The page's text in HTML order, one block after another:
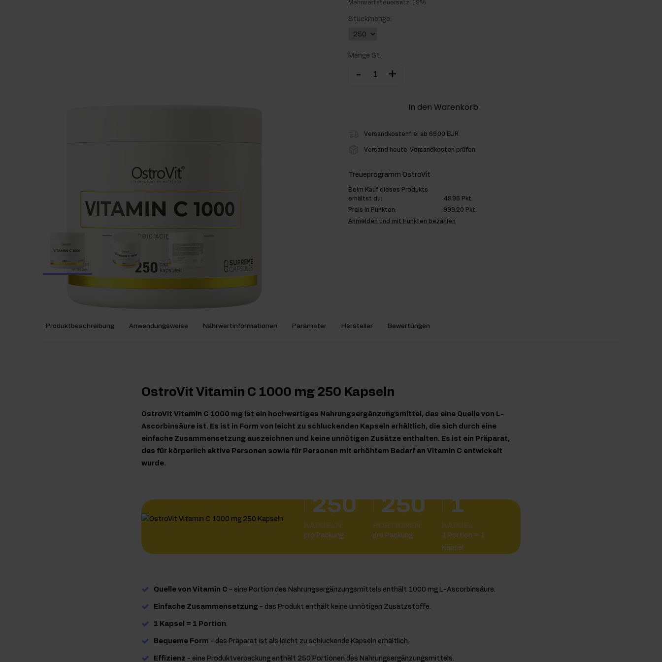
Mehrwertsteuersatz: 19%
Stückmenge:
Menge St.
- +
In den Warenkorb
Versandkostenfrei ab 69,00 EUR
Versand heute Versandkosten prüfen
Treueprogramm OstroVit
Beim Kauf dieses Produkts
erhältst du:
49.96 Pkt.
Preis in Punkten:
999.20 Pkt.
Anmelden und mit Punkten bezahlen
Produktbeschreibung Anwendungsweise Nährwertinformationen Parameter Hersteller Bewertungen
OstroVit Vitamin C 1000 mg 250 Kapseln
OstroVit Vitamin C 1000 mg ist ein hochwertiges Nahrungsergänzungsmittel, das eine Quelle von L-
Ascorbinsäure ist. Es ist in Form von leicht zu schluckenden Kapseln erhältlich, die sich durch eine
einfache Zusammensetzung auszeichnen und keine unnötigen Zusätze enthalten. Es ist ein Präparat,
das für körperlich aktive Personen sowie für Personen mit erhöhtem Bedarf an Vitamin C entwickelt
wurde.
250
pro Packung
250
pro Packung
1
1 Portion = 1
Kapsel
Quelle von Vitamin C - eine Portion des Nahrungsergänzungsmittels enthält 1000 mg L-Ascorbinsäure.
Einfache Zusammensetzung - das Produkt enthält keine unnötigen Zusatzstoffe.
1 Kapsel = 1 Portion.
Bequeme Form - das Präparat ist als leicht zu schluckende Kapseln erhältlich.
Effizienz - eine Produktverpackung enthält 250 Portionen des Nahrungsergänzungsmittels.